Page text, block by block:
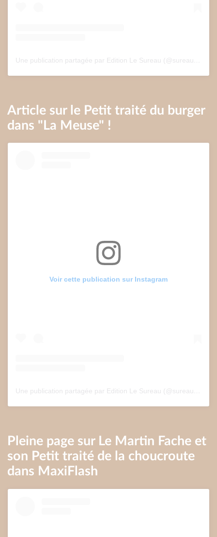
Article sur le Petit traité du burger
dans "La Meuse" !
Voir cette publication sur Instagram
Une publication partagée par Edition Le Sureau (@sureau.edition)
Pleine page sur Le Martin Fache et
son Petit traité de la choucroute
dans MaxiFlash